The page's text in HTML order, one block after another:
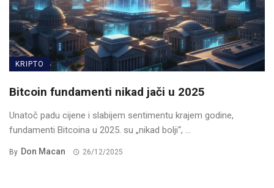
KRIPTO
Bitcoin fundamenti nikad jači u 2025
Unatoč padu cijene i slabijem sentimentu krajem godine,
fundamenti Bitcoina u 2025. su „nikad bolji“, ...
By Don Macan 26/12/2025